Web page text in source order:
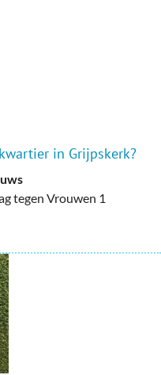
in Grijpskerk?
tegen Vrouwen 1